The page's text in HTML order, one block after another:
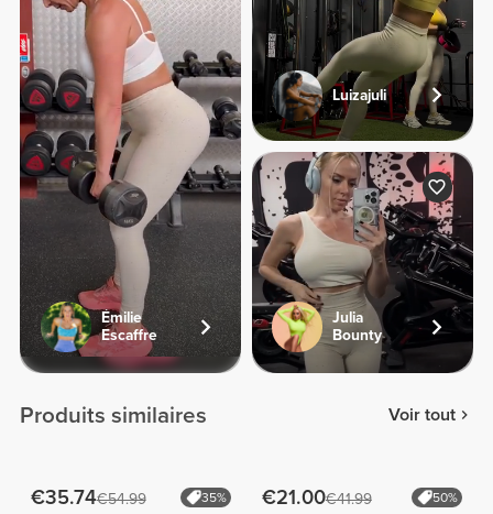
Émilie
Escaffre
Luizajuli
Julia
Bounty
Produits similaires Voir tout
€35.74€54.99 35% €21.00€41.99 50%